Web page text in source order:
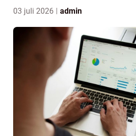
03 juli 2026 admin